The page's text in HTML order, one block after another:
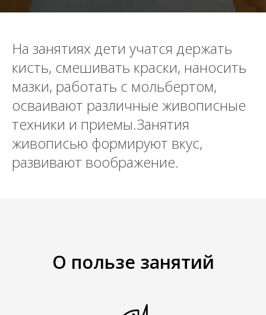
На занятиях дети учатся держать
кисть, смешивать краски, наносить
мазки, работать с мольбертом,
осваивают различные живописные
техники и приемы.Занятия
живописью формируют вкус,
развивают воображение.
О пользе занятий